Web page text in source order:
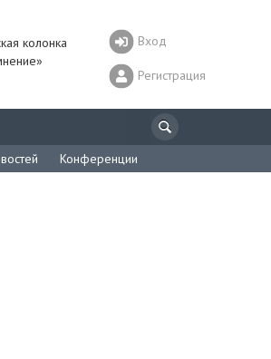
колонка
Вход
Регистрация
Конференции